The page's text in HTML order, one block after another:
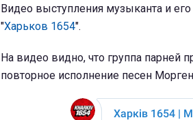
Видео выступления музыканта и
"Харьков 1654".
На видео видно, что группа парней
повторное исполнение песен